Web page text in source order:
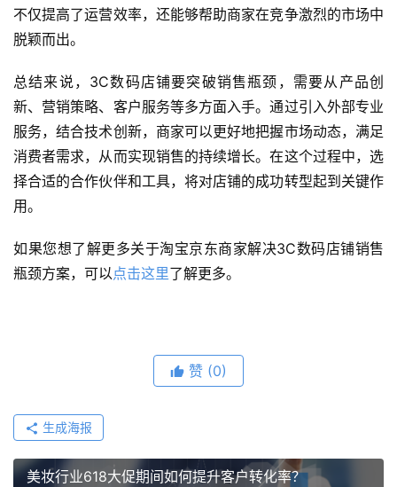
不仅提高了运营效率，还能够帮助商家在竞争激烈的市场中
脱颖而出。
总结来说，3C数码店铺要突破销售瓶颈，需要从产品创
新、营销策略、客户服务等多方面入手。通过引入外部专业
服务，结合技术创新，商家可以更好地把握市场动态，满足
消费者需求，从而实现销售的持续增长。在这个过程中，选
择合适的合作伙伴和工具，将对店铺的成功转型起到关键作
用。
如果您想了解更多关于淘宝京东商家解决3C数码店铺销售
瓶颈方案，可以点击这里了解更多。
赞 (0)
生成海报
美妆行业618大促期间如何提升客户转化率？